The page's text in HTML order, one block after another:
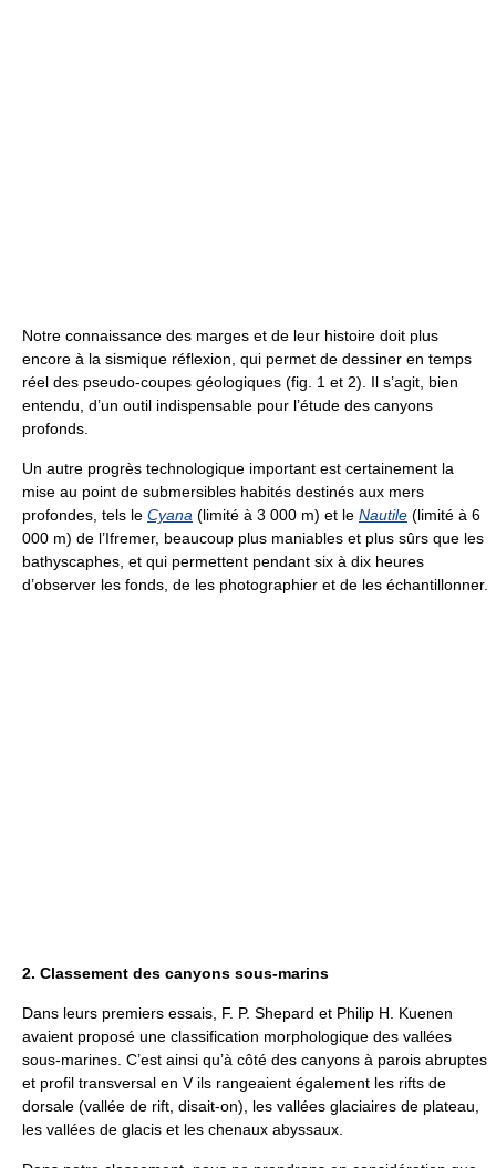
Notre connaissance des marges et de leur histoire doit plus
encore à la sismique réflexion, qui permet de dessiner en temps
réel des pseudo-coupes géologiques (fig. 1 et 2). Il s’agit, bien
entendu, d’un outil indispensable pour l’étude des canyons
profonds.
Un autre progrès technologique important est certainement la
mise au point de submersibles habités destinés aux mers
profondes, tels le Cyana (limité à 3 000 m) et le Nautile (limité à 6
000 m) de l’Ifremer, beaucoup plus maniables et plus sûrs que les
bathyscaphes, et qui permettent pendant six à dix heures
d’observer les fonds, de les photographier et de les échantillonner.
2. Classement des canyons sous-marins
Dans leurs premiers essais, F. P. Shepard et Philip H. Kuenen
avaient proposé une classification morphologique des vallées
sous-marines. C’est ainsi qu’à côté des canyons à parois abruptes
et profil transversal en V ils rangeaient également les rifts de
dorsale (vallée de rift, disait-on), les vallées glaciaires de plateau,
les vallées de glacis et les chenaux abyssaux.